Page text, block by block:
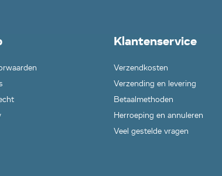
Klantenservice
Verzendkosten
Verzending en levering
Betaalmethoden
Herroeping en annuleren
Veel gestelde vragen